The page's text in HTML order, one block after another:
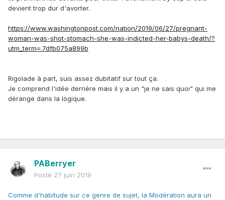
devient trop dur d'avorter.
https://www.washingtonpost.com/nation/2019/06/27/pregnant-
woman-was-shot-stomach-she-was-indicted-her-babys-death/?
utm_term=.7dfb075a899b
Rigolade à part, suis assez dubitatif sur tout ça.
Je comprend l'idée derrière mais il y a un "je ne sais quoi" qui me
dérange dans la logique.
PABerryer
Posté 27 juin 2019
Comme d'habitude sur ce genre de sujet, la Modération aura un